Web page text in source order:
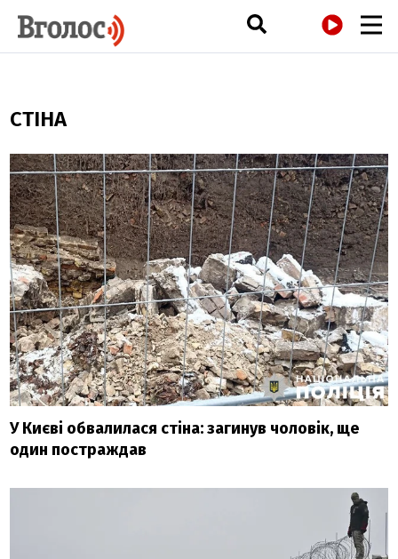
СТІНА
У Києві обвалилася стіна: загинув чоловік, ще
один постраждав